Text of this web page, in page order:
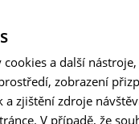
a další
zobrazení
zjištění zdroje
V případě, že